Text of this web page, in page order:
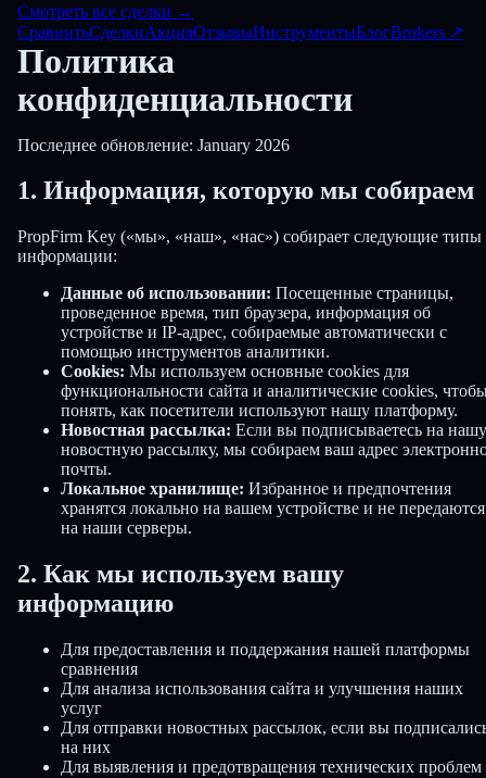
Смотреть все сделки →
СравнитьСделкиАкцияОтзывыИнструментыБлогBrokers ↗
Политика
конфиденциальности
Последнее обновление: January 2026
1. Информация, которую мы собираем
PropFirm Key («мы», «наш», «нас») собирает следующие типы
информации:
Данные об использовании: Посещенные страницы,
проведенное время, тип браузера, информация об
устройстве и IP-адрес, собираемые автоматически с
помощью инструментов аналитики.
Cookies: Мы используем основные cookies для
функциональности сайта и аналитические cookies,
понять, как посетители используют нашу платформу.
Новостная рассылка: Если вы подписываетесь на нашу
новостную рассылку, мы собираем ваш адрес
почты.
Локальное хранилище: Избранное и предпочтения
хранятся локально на вашем устройстве и не передаются
на наши серверы.
2. Как мы используем вашу
информацию
Для предоставления и поддержания нашей платформы
сравнения
Для анализа использования сайта и улучшения наших
услуг
Для отправки новостных рассылок, если вы
на них
Для выявления и предотвращения технических проблем